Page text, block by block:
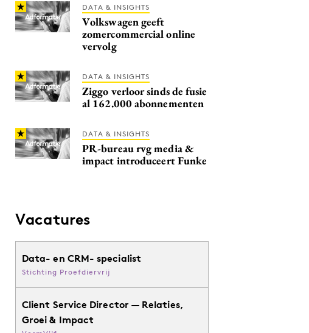
DATA & INSIGHTS
Volkswagen geeft
zomercommercial online
vervolg
DATA & INSIGHTS
Ziggo verloor sinds de fusie
al 162.000 abonnementen
DATA & INSIGHTS
PR-bureau rvg media &
impact introduceert Funke
Vacatures
Data- en CRM- specialist
Stichting Proefdiervrij
Client Service Director — Relaties,
Groei & Impact